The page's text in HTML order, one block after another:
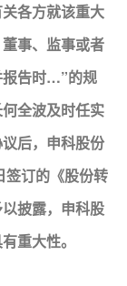
各方就该重大
事、监事或者
报告时…”的规
全波及时任实
后，申科股份
签订的《股份转
披露，申科股
重大性。